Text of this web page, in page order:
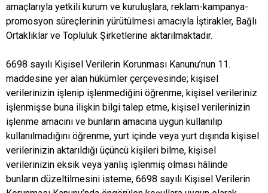
amaçlarıyla yetkili kurum ve kuruluşlara, reklam-kampanya-
promosyon süreçlerinin yürütülmesi amacıyla İştirakler, Bağlı
Ortaklıklar ve Topluluk Şirketlerine aktarılmaktadır.
6698 sayılı Kişisel Verilerin Korunması Kanunu’nun 11.
maddesine yer alan hükümler çerçevesinde; kişisel
verilerinizin işlenip işlenmediğini öğrenme, kişisel verileriniz
işlenmişse buna ilişkin bilgi talep etme, kişisel verilerinizin
işlenme amacını ve bunların amacına uygun kullanılıp
kullanılmadığını öğrenme, yurt içinde veya yurt dışında kişisel
verilerinizin aktarıldığı üçüncü kişileri bilme, kişisel
verilerinizin eksik veya yanlış işlenmiş olması hâlinde
bunların düzeltilmesini isteme, 6698 sayılı Kişisel Verilerin